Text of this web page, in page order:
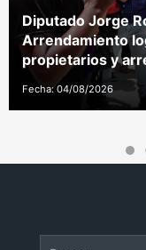
Diputado Jorge
Arrendamiento
propietarios y
Fecha: 04/08/2026